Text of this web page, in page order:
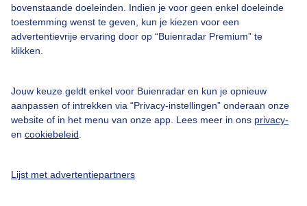
bovenstaande doeleinden. Indien je voor geen enkel doeleinde
toestemming wenst te geven, kun je kiezen voor een
advertentievrije ervaring door op “Buienradar Premium” te
klikken.
Jouw keuze geldt enkel voor Buienradar en kun je opnieuw
aanpassen of intrekken via “Privacy-instellingen” onderaan onze
website of in het menu van onze app. Lees meer in ons privacy-
en cookiebeleid
Lijst met advertentiepartners
Adverteren
Buienradar Team
Privacy beleid
Privacy instellingen
Gratis weerdata
Buienradar